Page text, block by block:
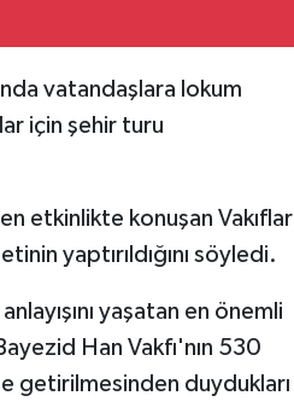
vatandaşlara lokum
için şehir turu
etkinlikte konuşan Vakıflar
yaptırıldığını söyledi.
yaşatan en önemli
Han Vakfı'nın 530
getirilmesinden duydukları